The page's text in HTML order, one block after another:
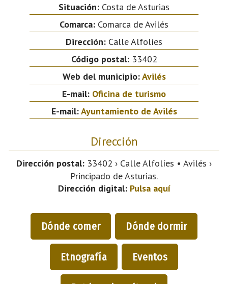
Situación: Costa de Asturias
Comarca: Comarca de Avilés
Dirección: Calle Alfolíes
Código postal:33402
Web del municipio:Avilés
E-mail: Oficina de turismo
E-mail:Ayuntamiento de Avilés
Dirección
Dirección postal: 33402 › Calle Alfolíes • Avilés ›
Principado de Asturias.
Dirección digital: Pulsa aquí
Dónde comer Dónde dormir
Etnografía Eventos